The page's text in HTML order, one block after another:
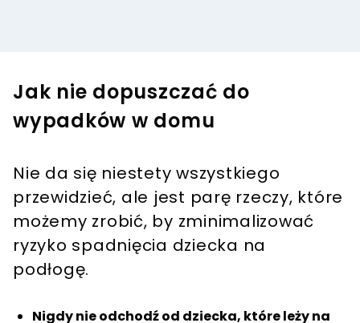
Jak nie dopuszczać do
wypadków w domu
Nie da się niestety wszystkiego
przewidzieć, ale jest parę rzeczy, które
możemy zrobić, by zminimalizować
ryzyko spadnięcia dziecka na
podłogę.
Nigdy nie odchodź od dziecka, które leży na